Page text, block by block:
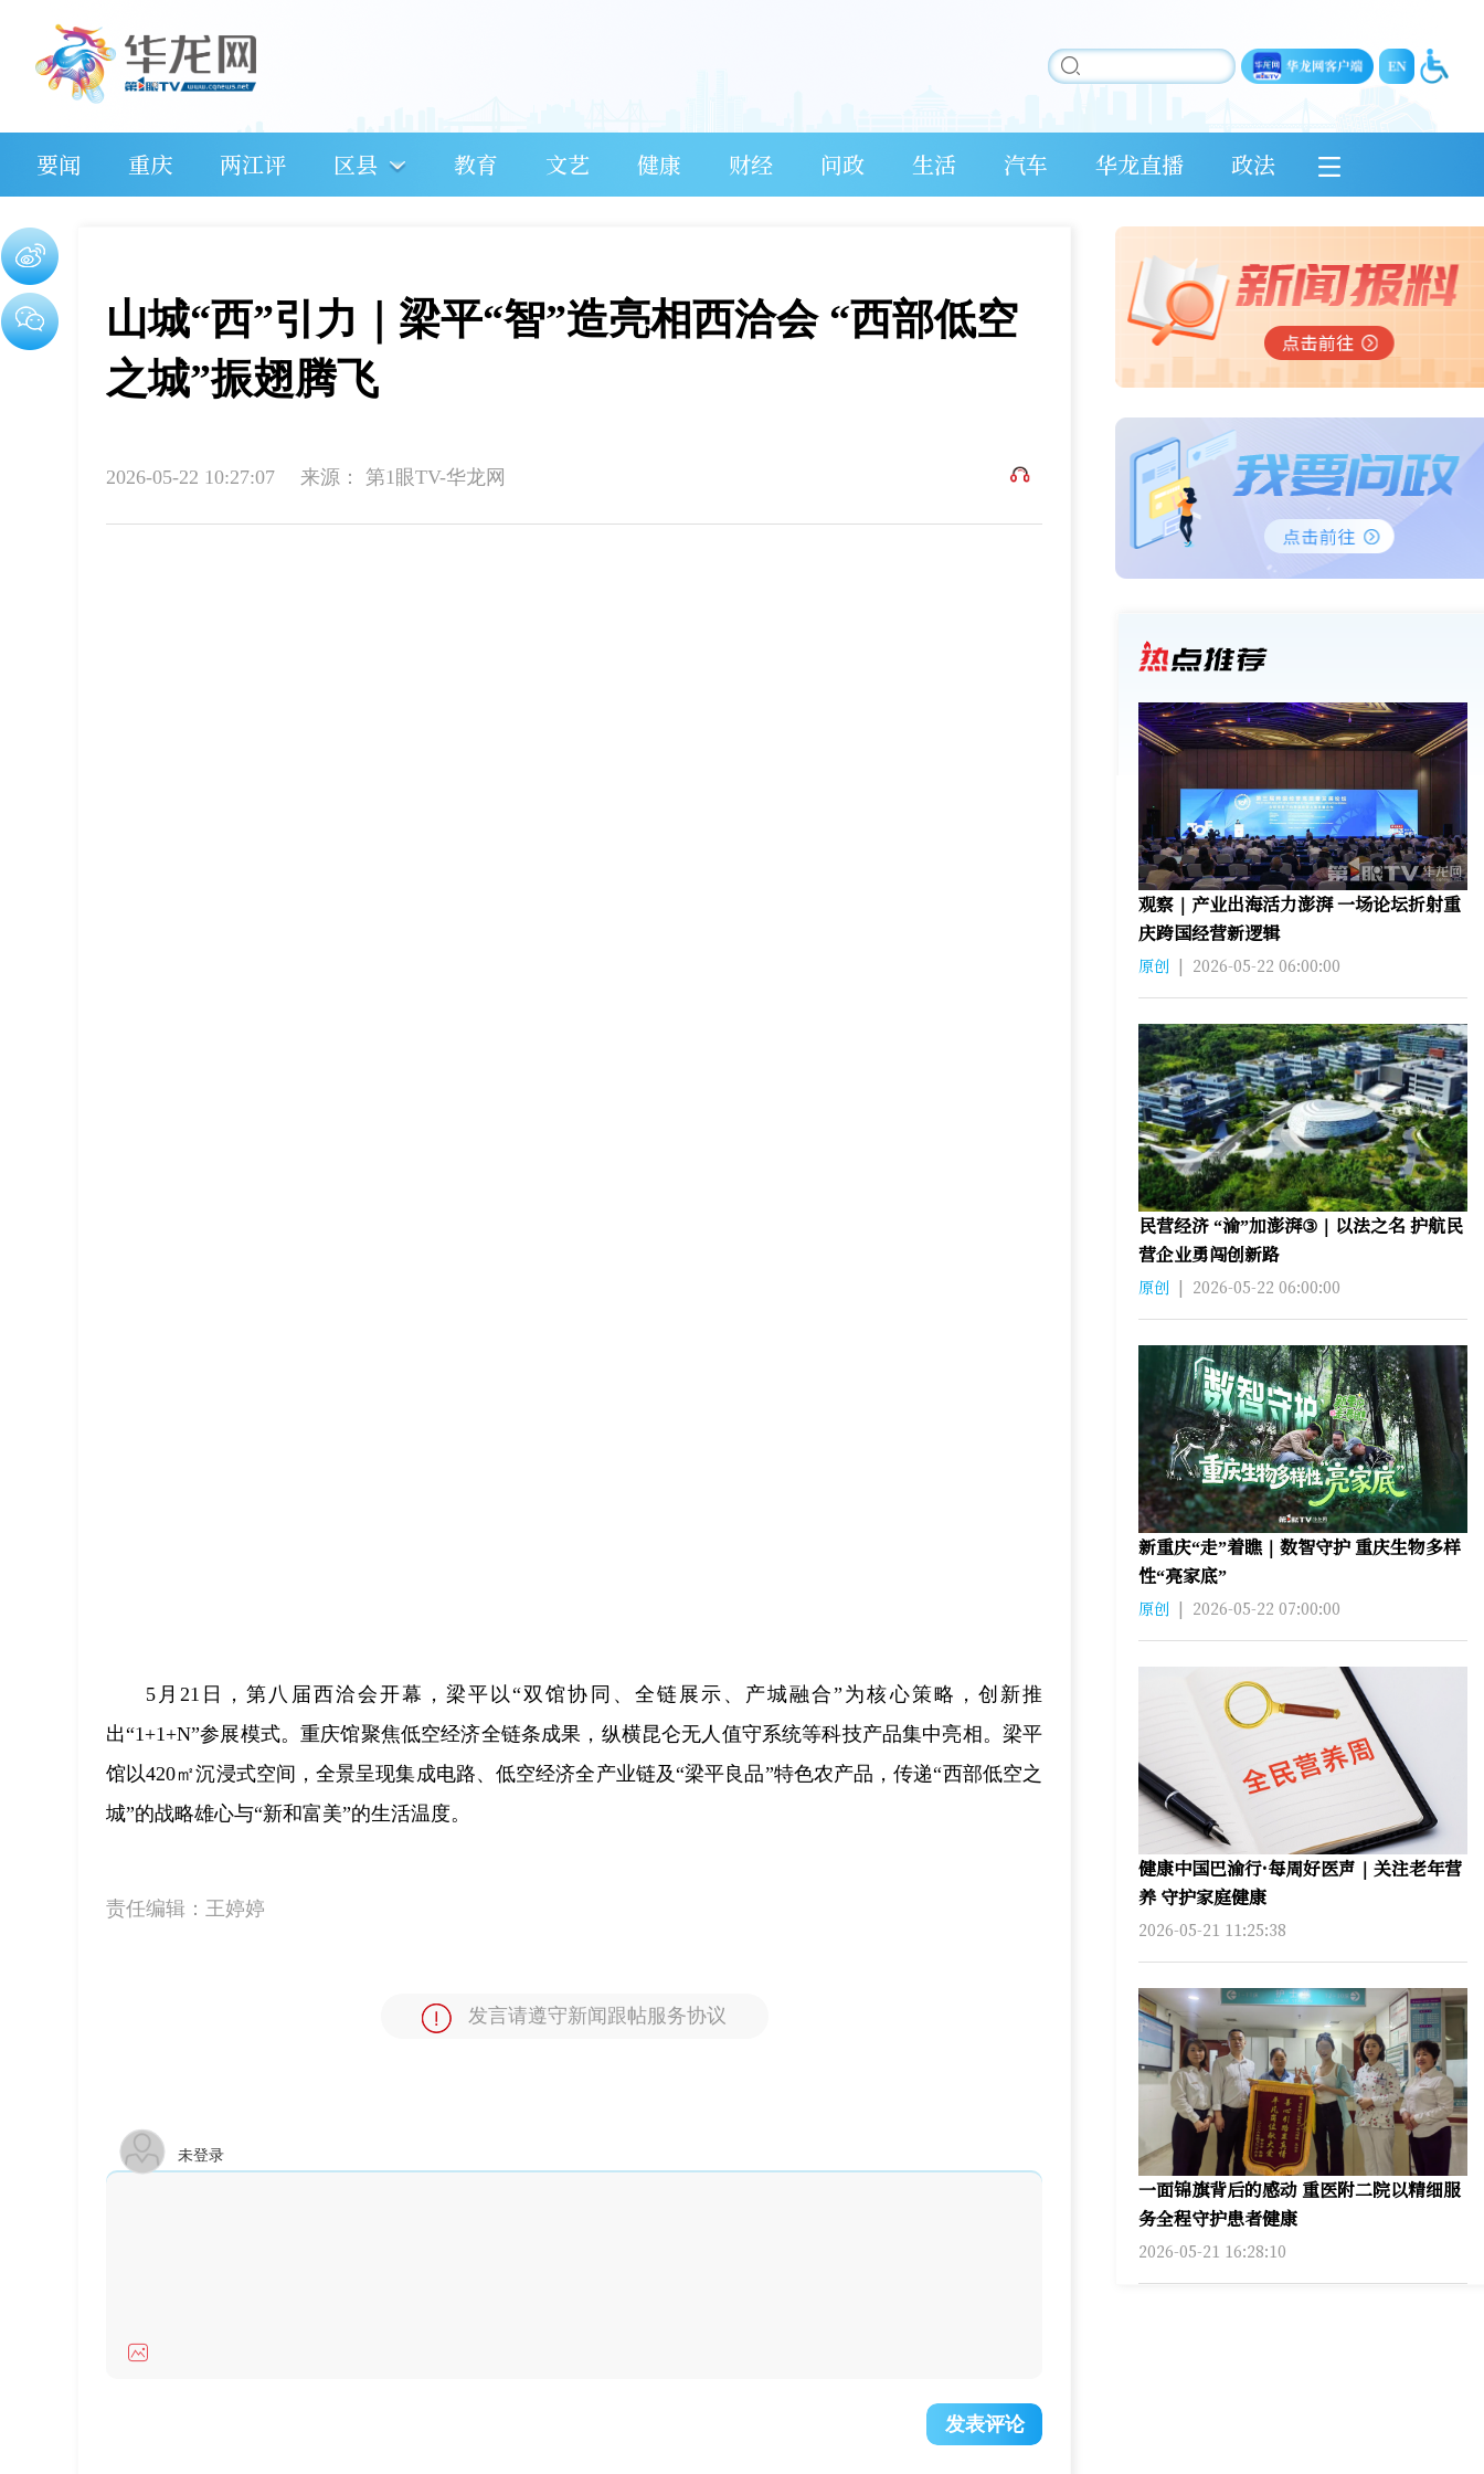
要闻 重庆 两江评 区县 教育 文艺 健康 财经 问政 生活 汽车 华龙直播 政法
山城“西”引力｜梁平“智”造亮相西洽会 “西部低空
之城”振翅腾飞
2026-05-22 10:27:07 来源： 第1眼TV-华龙网
5月21日，第八届西洽会开幕，梁平以“双馆协同、全链展示、产城融合”为核心策略，创新推
出“1+1+N”参展模式。重庆馆聚焦低空经济全链条成果，纵横昆仑无人值守系统等科技产品集中亮相。梁平
馆以420㎡沉浸式空间，全景呈现集成电路、低空经济全产业链及“梁平良品”特色农产品，传递“西部低空之
城”的战略雄心与“新和富美”的生活温度。
责任编辑： 王婷婷
发言请遵守新闻跟帖服务协议
未登录
发表评论
观察｜产业出海活力澎湃 一场论坛折射重
庆跨国经营新逻辑
原创 | 2026-05-22 06:00:00
民营经济 “渝”加澎湃③｜以法之名 护航民
营企业勇闯创新路
原创 | 2026-05-22 06:00:00
新重庆“走”着瞧｜数智守护 重庆生物多样
性“亮家底”
原创 | 2026-05-22 07:00:00
健康中国巴渝行·每周好医声｜关注老年营
养 守护家庭健康
2026-05-21 11:25:38
一面锦旗背后的感动 重医附二院以精细服
务全程守护患者健康
2026-05-21 16:28:10